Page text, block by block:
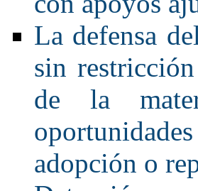
La defensa
sin
de la
adopción o